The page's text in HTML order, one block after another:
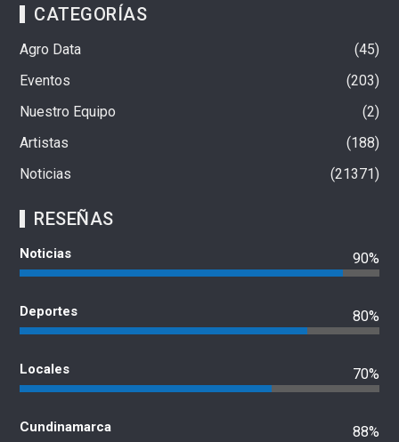
CATEGORÍAS
Agro Data
45
Eventos
203
Nuestro Equipo
2
Artistas
188
Noticias
21371
RESEÑAS
Noticias 90%
Deportes 80%
Locales 70%
Cundinamarca 88%